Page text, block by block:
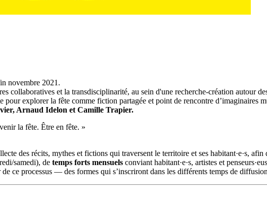
novembre 2021.
collaboratives et la transdisciplinarité, au sein d'une recherche-création autour
pour explorer la fête comme fiction partagée et point de rencontre d’imaginaires
Arnaud Idelon et Camille Trapier.
la fête. Être en fête. »
des récits, mythes et fictions qui traversent le territoire et ses habitant·e·s,
samedi), de temps forts mensuels conviant habitant·e·s, artistes et
ce processus — des formes qui s’inscriront dans les différents temps de